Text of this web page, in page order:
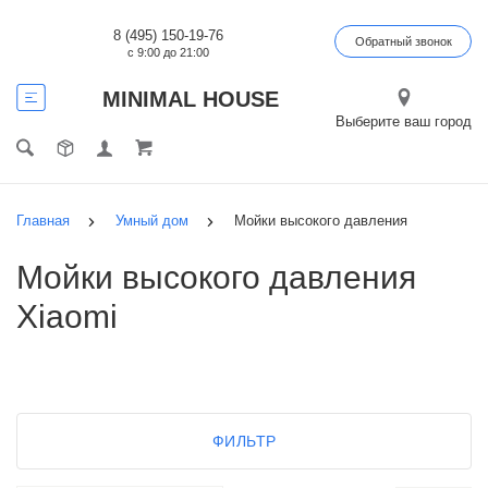
MINIMAL HOUSE
8 (495) 150-19-76
с 9:00 до 21:00
Обратный звонок
Выберите ваш город
Главная Умный дом Мойки высокого давления
Мойки высокого давления
Xiaomi
ФИЛЬТР